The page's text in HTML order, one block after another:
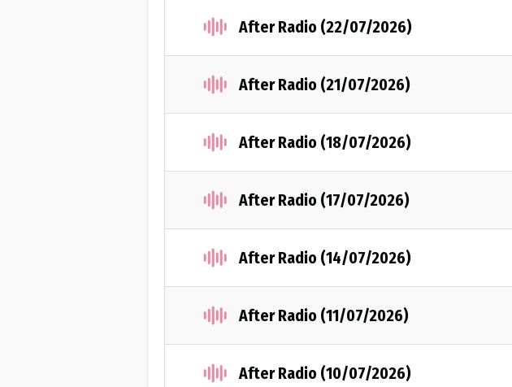
After Radio (22/07/2026)
After Radio (21/07/2026)
After Radio (18/07/2026)
After Radio (17/07/2026)
After Radio (14/07/2026)
After Radio (11/07/2026)
After Radio (10/07/2026)